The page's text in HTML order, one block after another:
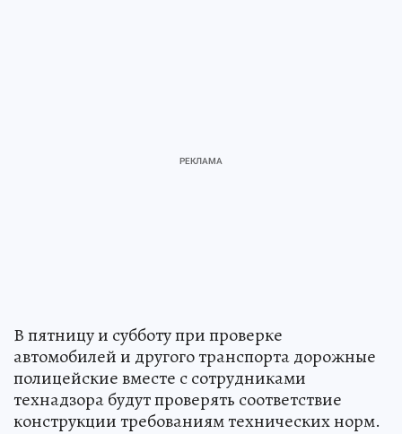
В пятницу и субботу при проверке
автомобилей и другого транспорта дорожные
полицейские вместе с сотрудниками
технадзора будут проверять соответствие
конструкции требованиям технических норм.